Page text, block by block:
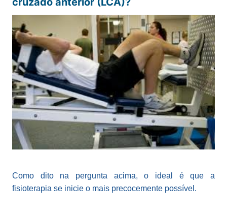
Como dito na pergunta acima, o ideal é que a
fisioterapia se inicie o mais precocemente possível.